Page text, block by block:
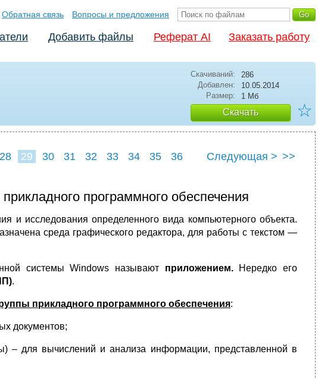
Обратная связь Вопросы и предложения
Добавить файлы Реферат AI Заказать работу
Скачиваний:
286
Добавлен:
10.05.2014
Размер:
1 Мб
Скачать ☆
28 29 30 31 32 33 34 35
36
Следующая > >>
программного обеспечения
и исследования определенного вида компьютерного объекта.
среда графического редактора, для работы с текстом —
системы Windows называют приложением. Нередко его
.
прикладного программного обеспечения:
документов;
– для вычислений и анализа информации, представленной в